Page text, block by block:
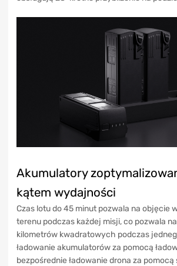
Akumulatory
kątem wydajności
Czas lotu do 45 minut pozwala na objęcie
terenu podczas każdej misji, co pozwala
kilometrów kwadratowych podczas
ładowanie akumulatorów za pomocą
bezpośrednie ładowanie drona za pomocą